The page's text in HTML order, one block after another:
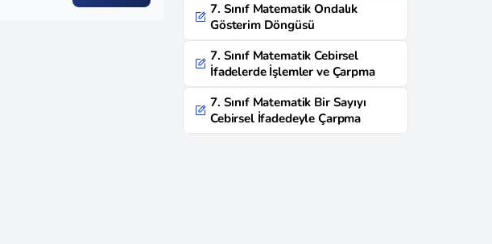
7. Sınıf Matematik Ondalık
Gösterim Döngüsü
7. Sınıf Matematik Cebirsel
İfadelerde İşlemler ve Çarpma
7. Sınıf Matematik Bir Sayıyı
Cebirsel İfadedeyle Çarpma